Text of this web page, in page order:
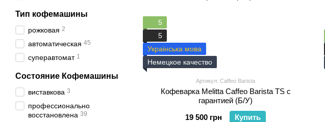
5
5
Украінська мова
Немецкое качество
Артикул: Caffeo Barista
Кофеварка Melitta Caffeo Barista TS с
гарантией (Б/У)
19 500 грн
Купить
Тип кофемашины
рожковая 2
автоматическая 45
суперавтомат 1
Состояние Кофемашины
виставкова 3
профессионально
восстановлена 39